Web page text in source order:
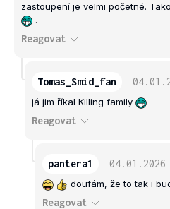
zastoupení je velmi početné.
.
Reagovat
Tomas_Smid_fan
já jim říkal Killing family
Reagovat
pantera1 04.01.2026
doufám, že to tak i
Reagovat